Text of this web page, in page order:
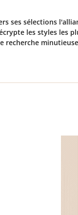
ses sélections
les styles les
recherche